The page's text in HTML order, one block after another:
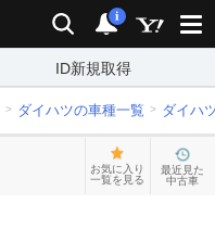
検索 通知
i
ID新規取得
ダイハツの車種一覧 ダイハ
お気に入り
一覧を見る
最近見た
中古車